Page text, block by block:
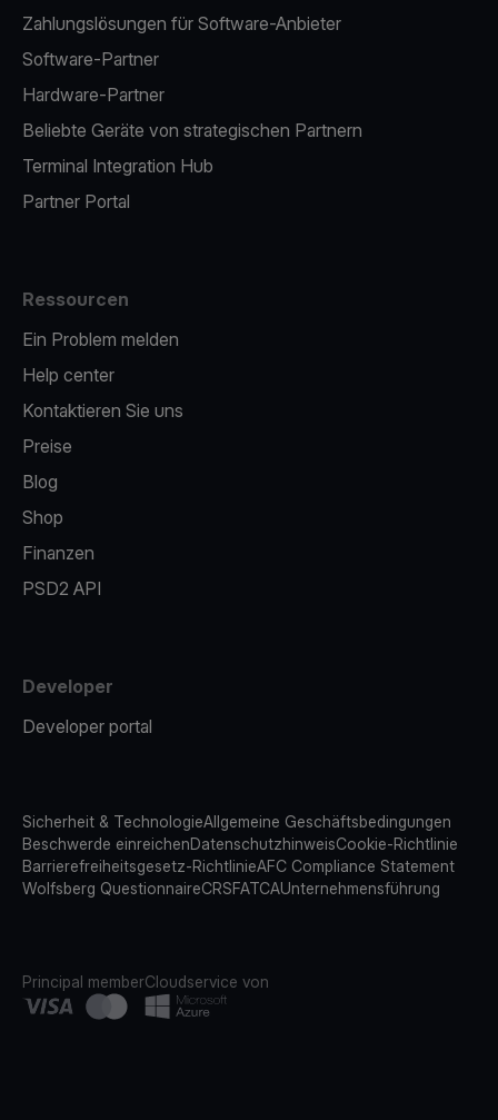
Zahlungslösungen für Software-Anbieter
Software-Partner
Hardware-Partner
Beliebte Geräte von strategischen Partnern
Terminal Integration Hub
Partner Portal
Ressourcen
Ein Problem melden
Help center
Kontaktieren Sie uns
Preise
Blog
Shop
Finanzen
PSD2 API
Developer
Developer portal
Sicherheit & TechnologieAllgemeine Geschäftsbedingungen
Beschwerde einreichenDatenschutzhinweisCookie-Richtlinie
Barrierefreiheitsgesetz-RichtlinieAFC Compliance Statement
Wolfsberg QuestionnaireCRSFATCAUnternehmensführung
Principal memberCloudservice von